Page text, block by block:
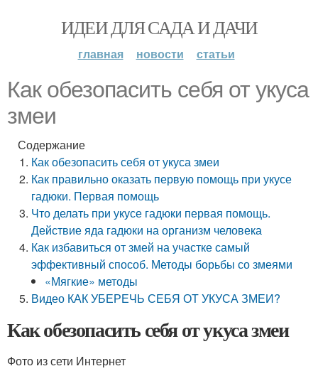
ИДЕИ ДЛЯ САДА И ДАЧИ
главная новости статьи
Как обезопасить себя от укуса
змеи
Содержание
Как обезопасить себя от укуса змеи
Как правильно оказать первую помощь при укусе
гадюки. Первая помощь
Что делать при укусе гадюки первая помощь.
Действие яда гадюки на организм человека
Как избавиться от змей на участке самый
эффективный способ. Методы борьбы со змеями
«Мягкие» методы
Видео КАК УБЕРЕЧЬ СЕБЯ ОТ УКУСА ЗМЕИ?
Как обезопасить себя от укуса змеи
Фото из сети Интернет